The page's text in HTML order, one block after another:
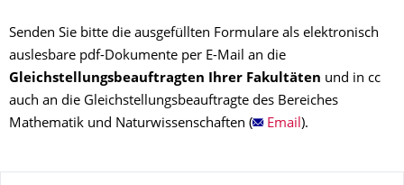
Senden Sie bitte die ausgefüllten Formulare als elektronisch
auslesbare pdf-Dokumente per E-Mail an die
Gleichstellungsbeauftragten Ihrer Fakultäten und in cc
auch an die Gleichstellungsbeauftragte des Bereiches
Mathematik und Naturwissenschaften (
Email ).